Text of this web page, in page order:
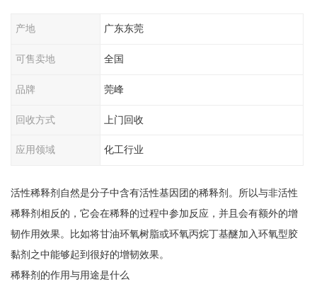
产地 广东东莞
可售卖地 全国
品牌 莞峰
回收方式 上门回收
应用领域 化工行业
活性稀释剂自然是分子中含有活性基因团的稀释剂。所以与非活性
稀释剂相反的，它会在稀释的过程中参加反应，并且会有额外的增
韧作用效果。比如将甘油环氧树脂或环氧丙烷丁基醚加入环氧型胶
黏剂之中能够起到很好的增韧效果。
稀释剂的作用与用途是什么